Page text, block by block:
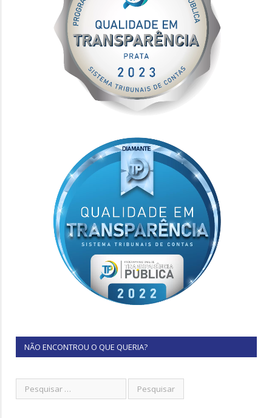
NÃO ENCONTROU O QUE QUERIA?